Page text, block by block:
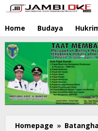
Lewati
ke
konten
Home Budaya
Homepage »